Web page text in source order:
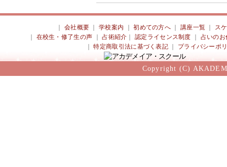
会社概要 ｜学校案内 ｜初めての方へ 講座一覧
ス
在校生・修了生の声 ｜占術紹介 ｜認定ライセンス制度
占いのお
｜特定商取引法に基づく表記 プライバシーポ
Copyright (C)